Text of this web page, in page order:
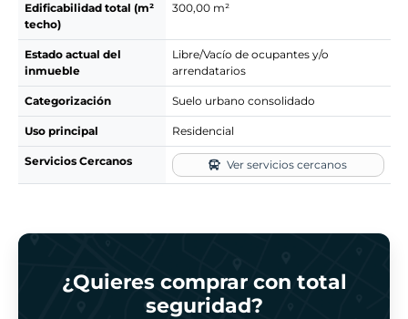
Edificabilidad total (m²
techo)
300,00 m²
Estado actual del
inmueble
Libre/Vacío de ocupantes y/o
arrendatarios
Categorización Suelo urbano consolidado
Uso principal Residencial
Servicios Cercanos Ver servicios cercanos
¿Quieres comprar con total
seguridad?